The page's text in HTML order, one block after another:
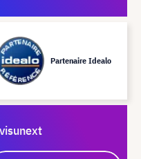
Partenaire Idealo